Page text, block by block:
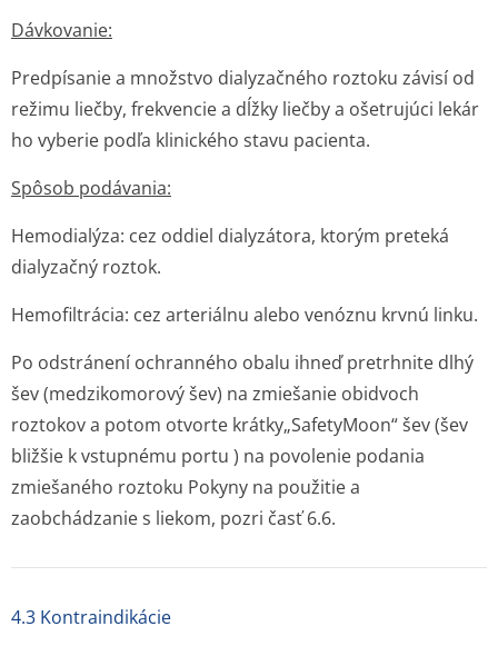
Dávkovanie:
Predpísanie a množstvo dialyzačného roztoku závisí od
režimu liečby, frekvencie a dĺžky liečby a ošetrujúci lekár
ho vyberie podľa klinického stavu pacienta.
Spôsob podávania:
Hemodialýza: cez oddiel dialyzátora, ktorým preteká
dialyzačný roztok.
Hemofiltrácia: cez arteriálnu alebo venóznu krvnú linku.
Po odstránení ochranného obalu ihneď pretrhnite dlhý
šev (medzikomorový šev) na zmiešanie obidvoch
roztokov a potom otvorte krátky„SafetyMoon“ šev (šev
bližšie k vstupnému portu ) na povolenie podania
zmiešaného roztoku Pokyny na použitie a
zaobchádzanie s liekom, pozri časť 6.6.
4.3 Kontraindikácie